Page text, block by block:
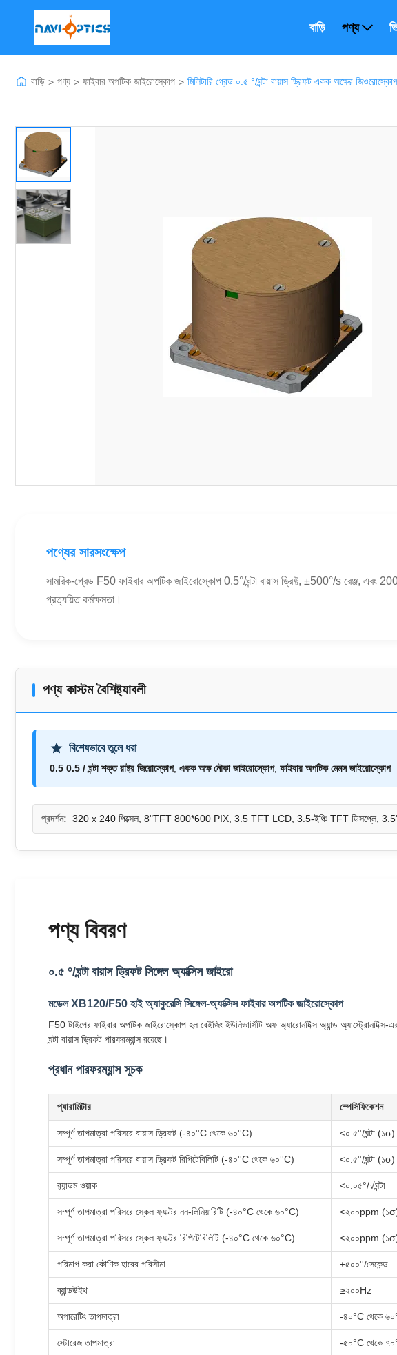
বাড়ি পণ্য
বাড়ি > পণ্য > ফাইবার অপটিক জাইরোস্কোপ > মিলিটারি গ্রেড ০.৫ °/ঘন্টা বায়াস ড্রিফট একক অক্ষের
পণ্যের সারসংক্ষেপ
সামরিক-গ্রেড F50 ফাইবার অপটিক জাইরোস্কোপ 0.5°/ঘন্টা বায়াস ড্রিফ্ট, ±500°/s রেঞ্জ,
প্রত্যয়িত কর্মক্ষমতা।
পণ্য কাস্টম বৈশিষ্ট্যাবলী
বিশেষভাবে তুলে ধরা
0.5 0.5 / ঘন্টা শক্ত রাষ্ট্র জিরোস্কোপ, একক অক্ষ নৌকা জাইরোস্কোপ, ফাইবার অপটিক মেমস জাইরোস্কোপ
প্রদর্শন: 320 x 240 পিক্সেল, 8"TFT 800*600 PIX, 3.5 TFT LCD, 3.5-ইঞ্চি TFT ডিসপ্লে,
পণ্য বিবরণ
০.৫ °/ঘন্টা বায়াস ড্রিফট সিঙ্গেল অ্যাক্সিস জাইরো
মডেল XB120/F50 হাই অ্যাকুরেসি সিঙ্গেল-অ্যাক্সিস ফাইবার অপটিক জাইরোস্কোপ
F50 টাইপের ফাইবার অপটিক জাইরোস্কোপ হল বেইজিং ইউনিভার্সিটি অফ অ্যারোনটিক্স অ্যান্ড
ঘন্টা বায়াস ড্রিফট পারফরম্যান্স রয়েছে।
প্রধান পারফরম্যান্স সূচক
প্যারামিটার স্পেসিফিকেশন
সম্পূর্ণ তাপমাত্রা পরিসরে বায়াস ড্রিফট (-৪০°C থেকে ৬০°C) <০.৫°/ঘন্টা (১σ)
সম্পূর্ণ তাপমাত্রা পরিসরে বায়াস ড্রিফট রিপিটেবিলিটি (-৪০°C থেকে ৬০°C) <০.৫°/ঘন্টা (১σ)
র‍্যান্ডম ওয়াক <০.০৫°/√ঘন্টা
সম্পূর্ণ তাপমাত্রা পরিসরে স্কেল ফ্যাক্টর নন-লিনিয়ারিটি (-৪০°C থেকে ৬০°C) <২০০ppm
সম্পূর্ণ তাপমাত্রা পরিসরে স্কেল ফ্যাক্টর রিপিটেবিলিটি (-৪০°C থেকে ৬০°C) <২০০ppm
পরিমাপ করা কৌণিক হারের পরিসীমা ±৫০০°/সেকেন্ড
ব্যান্ডউইথ ≥২০০Hz
অপারেটিং তাপমাত্রা -৪০°C থেকে
স্টোরেজ তাপমাত্রা -৫০°C থেকে